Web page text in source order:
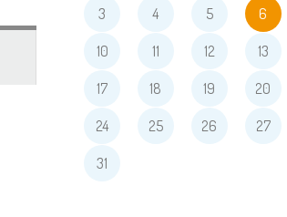
3 4 5 6
10 11 12 13
17 18 19 20
24 25 26 27
31